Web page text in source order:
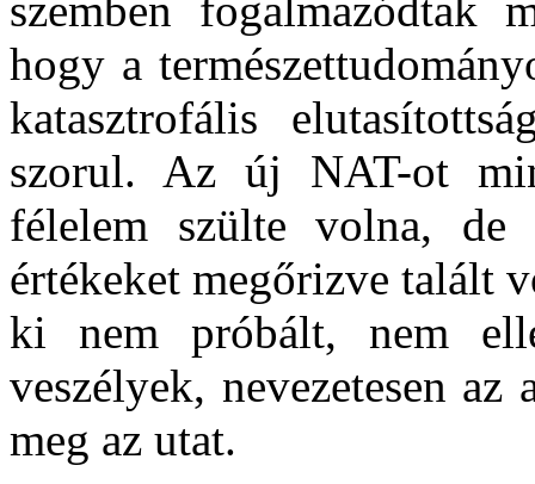
hogy a
katasztrofális
szorul. Az új NAT-ot
félelem szülte volna, de
értékeket megőrizve talált
ki nem próbált, nem
veszélyek, nevezetesen
meg az utat.